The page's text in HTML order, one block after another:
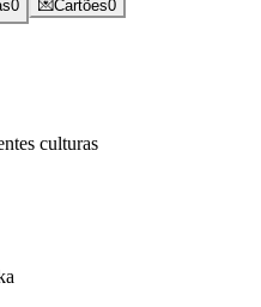
0 💌Cartões0
culturas